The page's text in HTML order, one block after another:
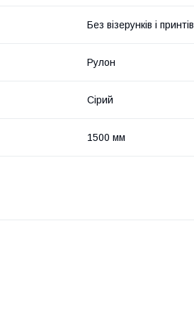
Без візерунків і принтів
Рулон
Сірий
1500 мм